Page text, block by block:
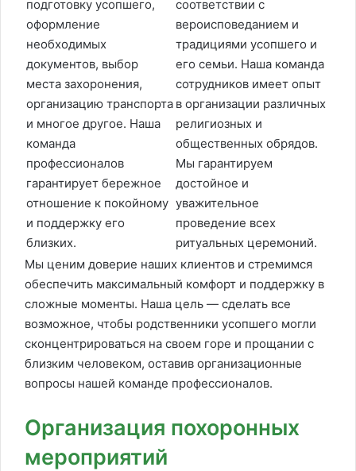
подготовку усопшего,
оформление
необходимых
документов, выбор
места захоронения,
организацию транспорта
и многое другое. Наша
команда
профессионалов
гарантирует бережное
отношение к покойному
и поддержку его
близких.
соответствии с
вероисповеданием и
традициями усопшего и
его семьи. Наша команда
сотрудников имеет опыт
в организации различных
религиозных и
общественных обрядов.
Мы гарантируем
достойное и
уважительное
проведение всех
ритуальных церемоний.
Мы ценим доверие наших клиентов и стремимся
обеспечить максимальный комфорт и поддержку в
сложные моменты. Наша цель — сделать все
возможное, чтобы родственники усопшего могли
сконцентрироваться на своем горе и прощании с
близким человеком, оставив организационные
вопросы нашей команде профессионалов.
Организация похоронных
мероприятий